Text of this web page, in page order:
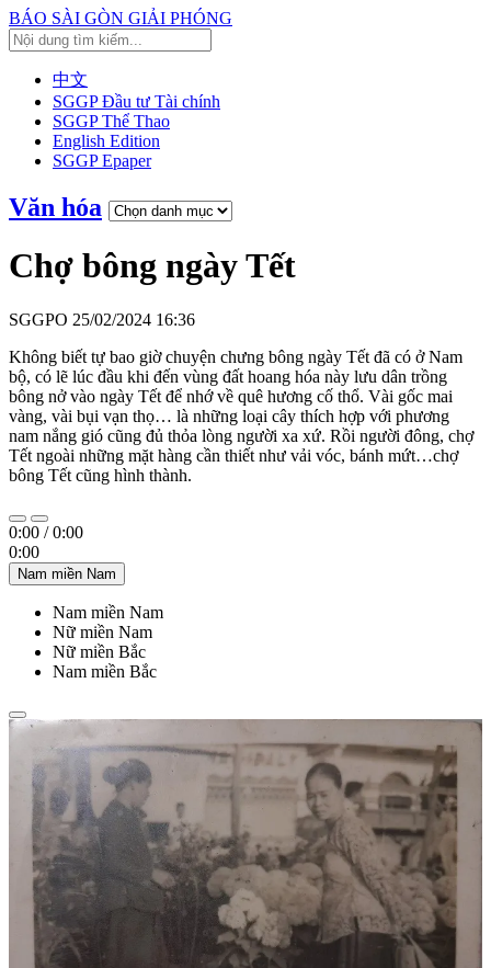
BÁO SÀI GÒN GIẢI PHÓNG
中文
SGGP Đầu tư Tài chính
SGGP Thể Thao
English Edition
SGGP Epaper
Văn hóa
Chợ bông ngày Tết
SGGPO 25/02/2024 16:36
Không biết tự bao giờ chuyện chưng bông ngày Tết đã có ở Nam
bộ, có lẽ lúc đầu khi đến vùng đất hoang hóa này lưu dân trồng
bông nở vào ngày Tết để nhớ về quê hương cố thổ. Vài gốc mai
vàng, vài bụi vạn thọ… là những loại cây thích hợp với phương
nam nắng gió cũng đủ thỏa lòng người xa xứ. Rồi người đông, chợ
Tết ngoài những mặt hàng cần thiết như vải vóc, bánh mứt…chợ
bông Tết cũng hình thành.
0:00 /0:00
0:00
Nam miền Nam
Nam miền Nam
Nữ miền Nam
Nữ miền Bắc
Nam miền Bắc